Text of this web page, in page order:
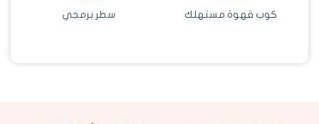
كوب قهوة مستهلك سطر برمجي